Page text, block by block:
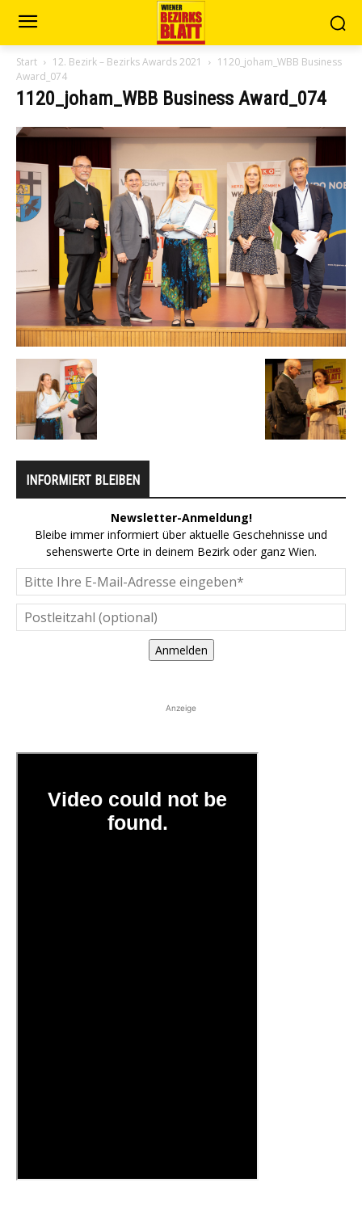
Start 12. Bezirk – Bezirks Awards 2021
1120_joham_WBB Business
Award_074
1120_joham_WBB Business Award_074
INFORMIERT BLEIBEN
Newsletter-Anmeldung!
Bleibe immer informiert über aktuelle Geschehnisse und
sehenswerte Orte in deinem Bezirk oder ganz Wien.
Anmelden
Anzeige